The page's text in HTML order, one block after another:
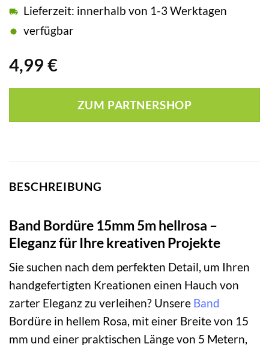
4,99 €
Lieferzeit: innerhalb von 1-3 Werktagen
verfügbar
ZUM PARTNERSHOP
BESCHREIBUNG
Band Bordüre 15mm 5m hellrosa –
Eleganz für Ihre kreativen Projekte
Sie suchen nach dem perfekten Detail, um Ihren
handgefertigten Kreationen einen Hauch von
zarter Eleganz zu verleihen? Unsere Band
Bordüre in hellem Rosa, mit einer Breite von 15
mm und einer praktischen Länge von 5 Metern,